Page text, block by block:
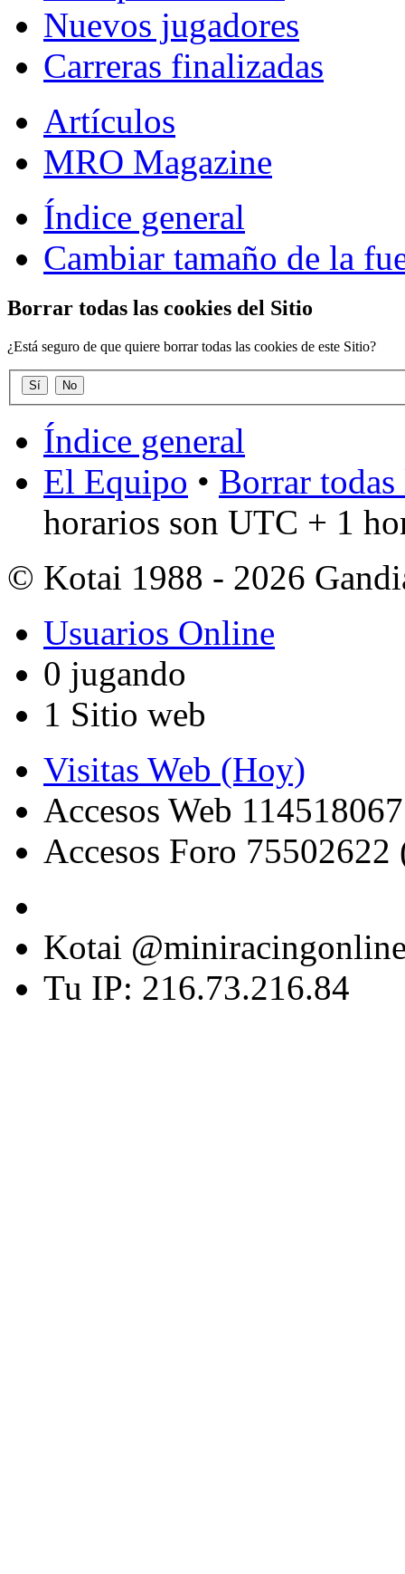
Nuevos jugadores
Carreras finalizadas
Artículos
MRO Magazine
Índice general
Cambiar tamaño de la
Borrar todas las cookies del Sitio
¿Está seguro de que quiere borrar todas las cookies de este Sitio?
Índice general
El Equipo • Borrar
horarios son UTC + 1
© Kotai 1988 - 2026
Usuarios Online
0 jugando
1 Sitio web
Visitas Web (Hoy)
Accesos Web
Accesos Foro 75502622
Kotai
Tu IP: 216.73.216.84